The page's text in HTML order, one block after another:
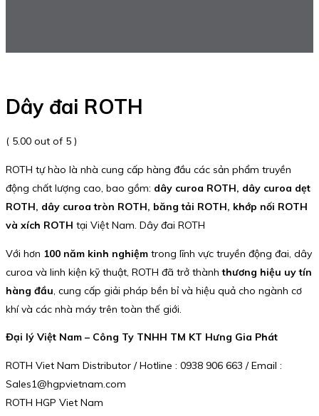
Dây đai ROTH
( 5.00 out of 5 )
ROTH tự hào là nhà cung cấp hàng đầu các sản phẩm truyền
động chất lượng cao, bao gồm: dây curoa ROTH, dây curoa dẹt
ROTH, dây curoa tròn ROTH, băng tải ROTH, khớp nối ROTH
và xích ROTH tại Việt Nam. Dây đai ROTH
Với hơn 100 năm kinh nghiệm trong lĩnh vực truyền động đai, dây
curoa và linh kiện kỹ thuật, ROTH đã trở thànhthương hiệu uy tín
hàng đầu , cung cấp giải pháp bền bỉ và hiệu quả cho ngành cơ
khí và các nhà máy trên toàn thế giới.
Đại lý Việt Nam – Công Ty TNHH TM KT Hưng Gia Phát
ROTH Viet Nam Distributor / Hotline : 0938 906 663 / Email :
Sales1@hgpvietnam.com
ROTH HGP Viet Nam